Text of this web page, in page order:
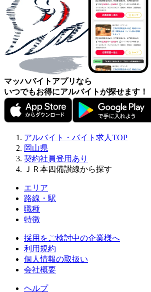
マッハバイトアプリなら
いつでもお得にアルバイトが探せます！
アルバイト・バイト求人TOP
岡山県
契約社員登用あり
ＪＲ本四備讃線から探す
エリア
路線・駅
職種
特徴
採用をご検討中の企業様へ
利用規約
個人情報の取扱い
会社概要
ヘルプ